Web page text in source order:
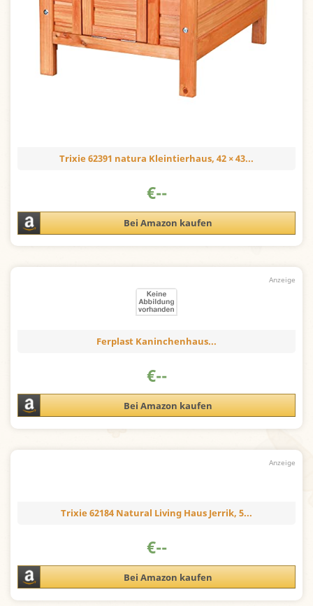
Trixie 62391 natura Kleintierhaus, 42 × 43...
€--
Bei Amazon kaufen
Ferplast Kaninchenhaus...
€--
Bei Amazon kaufen
Trixie 62184 Natural Living Haus Jerrik, 5...
€--
Bei Amazon kaufen